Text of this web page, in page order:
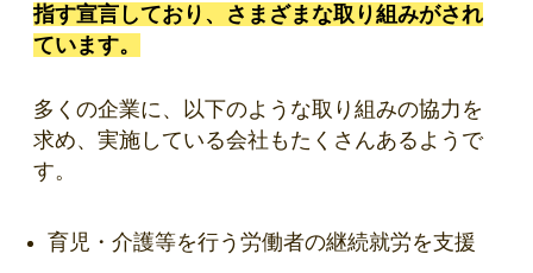
指す宣言しており、さまざまな取り組みがされ
ています。
多くの企業に、以下のような取り組みの協力を
求め、実施している会社もたくさんあるようで
す。
育児・介護等を行う労働者の継続就労を支援